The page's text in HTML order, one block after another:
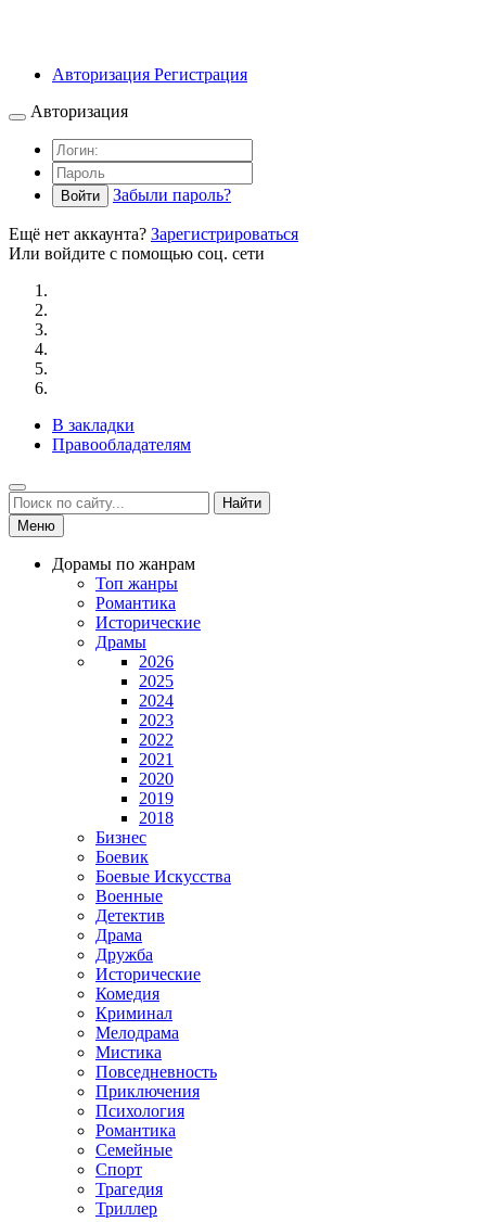
Авторизация Регистрация
Авторизация
Войти Забыли пароль?
Ещё нет аккаунта? Зарегистрироваться
Или войдите с помощью соц. сети
В закладки
Правообладателям
Найти
Меню
Дорамы по жанрам
Топ жанры
Романтика
Исторические
Драмы
2026
2025
2024
2023
2022
2021
2020
2019
2018
Бизнес
Боевик
Боевые Искусства
Военные
Детектив
Драма
Дружба
Исторические
Комедия
Криминал
Мелодрама
Мистика
Повседневность
Приключения
Психология
Романтика
Семейные
Спорт
Трагедия
Триллер